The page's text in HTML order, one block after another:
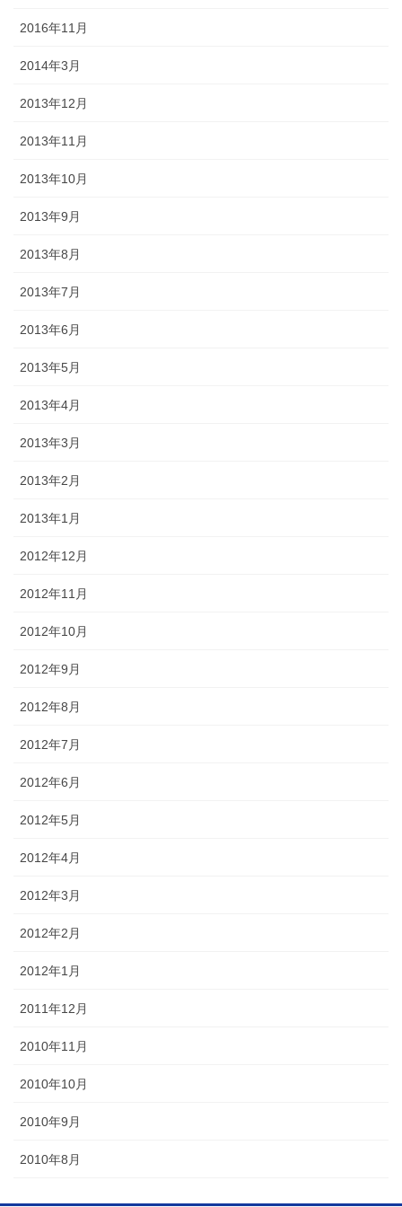
2016年11月
2014年3月
2013年12月
2013年11月
2013年10月
2013年9月
2013年8月
2013年7月
2013年6月
2013年5月
2013年4月
2013年3月
2013年2月
2013年1月
2012年12月
2012年11月
2012年10月
2012年9月
2012年8月
2012年7月
2012年6月
2012年5月
2012年4月
2012年3月
2012年2月
2012年1月
2011年12月
2010年11月
2010年10月
2010年9月
2010年8月